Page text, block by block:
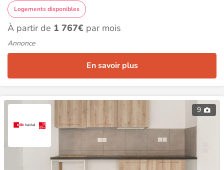
Logements disponibles
À partir de 1 767€ par mois
Annonce
En savoir plus
9